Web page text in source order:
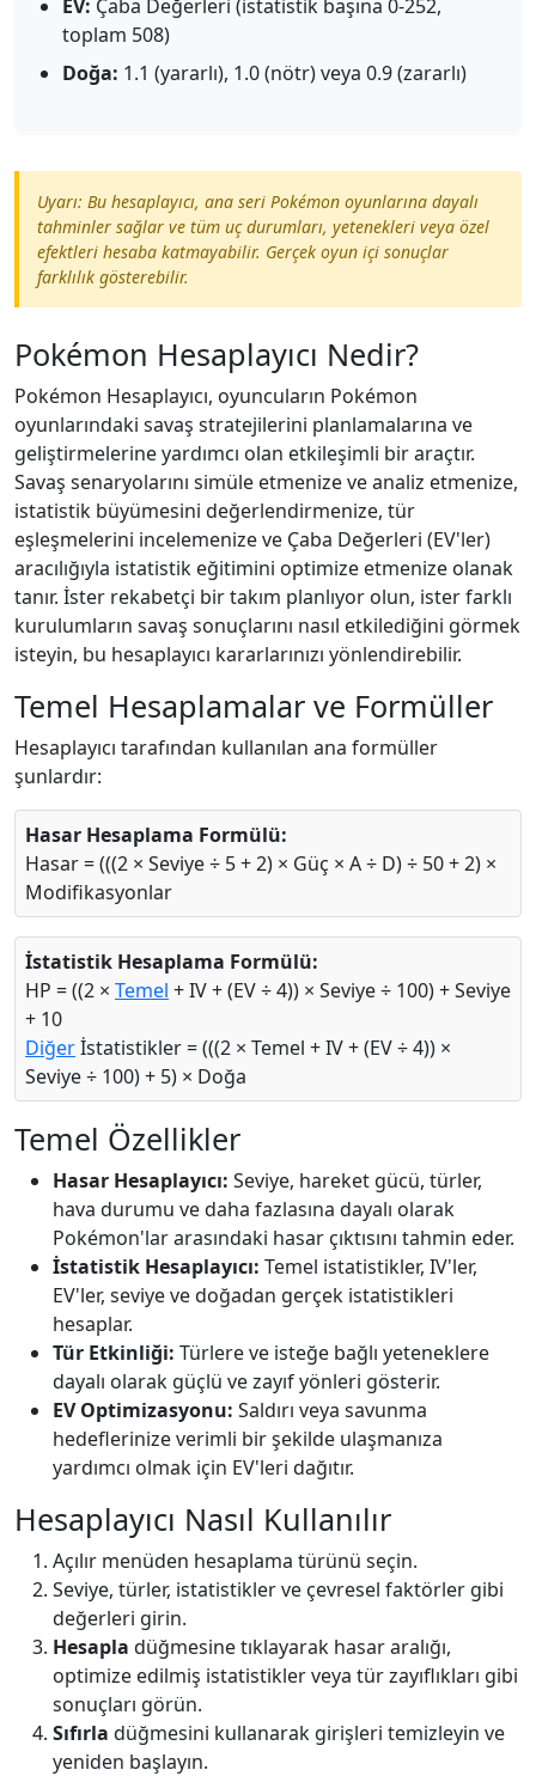
EV: Çaba Değerleri (istatistik başına 0-252,
toplam 508)
Doğa: 1.1 (yararlı), 1.0 (nötr) veya 0.9 (zararlı)
Uyarı: Bu hesaplayıcı, ana seri Pokémon oyunlarına dayalı
tahminler sağlar ve tüm uç durumları, yetenekleri veya özel
efektleri hesaba katmayabilir. Gerçek oyun içi sonuçlar
farklılık gösterebilir.
Pokémon Hesaplayıcı Nedir?
Pokémon Hesaplayıcı, oyuncuların Pokémon
oyunlarındaki savaş stratejilerini planlamalarına ve
geliştirmelerine yardımcı olan etkileşimli bir araçtır.
Savaş senaryolarını simüle etmenize ve analiz etmenize,
istatistik büyümesini değerlendirmenize, tür
eşleşmelerini incelemenize ve Çaba Değerleri (EV'ler)
aracılığıyla istatistik eğitimini optimize etmenize olanak
tanır. İster rekabetçi bir takım planlıyor olun, ister farklı
kurulumların savaş sonuçlarını nasıl etkilediğini görmek
isteyin, bu hesaplayıcı kararlarınızı yönlendirebilir.
Temel Hesaplamalar ve Formüller
Hesaplayıcı tarafından kullanılan ana formüller
şunlardır:
Hasar Hesaplama Formülü:
Hasar = (((2 × Seviye ÷ 5 + 2) × Güç × A ÷ D) ÷ 50 + 2) ×
Modifikasyonlar
İstatistik Hesaplama Formülü:
HP = ((2 × Temel + IV + (EV ÷ 4)) × Seviye ÷ 100) + Seviye
+ 10
Diğerİstatistikler = (((2 × Temel + IV + (EV ÷ 4)) ×
Seviye ÷ 100) + 5) × Doğa
Temel Özellikler
Hasar Hesaplayıcı: Seviye, hareket gücü, türler,
hava durumu ve daha fazlasına dayalı olarak
Pokémon'lar arasındaki hasar çıktısını tahmin eder.
İstatistik Hesaplayıcı: Temel istatistikler, IV'ler,
EV'ler, seviye ve doğadan gerçek istatistikleri
hesaplar.
Tür Etkinliği: Türlere ve isteğe bağlı yeteneklere
dayalı olarak güçlü ve zayıf yönleri gösterir.
EV Optimizasyonu: Saldırı veya savunma
hedeflerinize verimli bir şekilde ulaşmanıza
yardımcı olmak için EV'leri dağıtır.
Hesaplayıcı Nasıl Kullanılır
Açılır menüden hesaplama türünü seçin.
Seviye, türler, istatistikler ve çevresel faktörler gibi
değerleri girin.
Hesapla düğmesine tıklayarak hasar aralığı,
optimize edilmiş istatistikler veya tür zayıflıkları gibi
sonuçları görün.
Sıfırla düğmesini kullanarak girişleri temizleyin ve
yeniden başlayın.